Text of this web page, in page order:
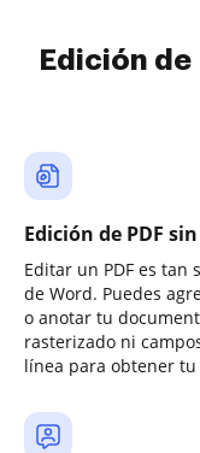
Edición
Edición de PDF
Editar un PDF es
de Word. Puedes
o anotar tu
rasterizado ni
línea para obtener